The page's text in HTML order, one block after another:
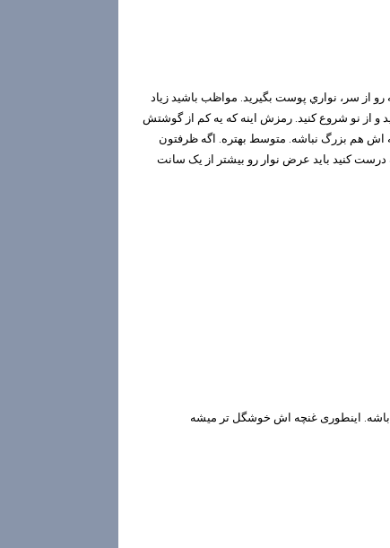
رو از سر، نواري پوست بگيريد. مواظب باشيد زياد
و از نو شروع کنید. رمزش اینه که یه کم از گوشتش
اش هم بزرگ نباشه. متوسط بهتره. اگه ظرفتون
درست کنید باید عرض نوار رو بیشتر از یک سانت
باشه. اینطوری غنچه اش خوشگل تر میشه